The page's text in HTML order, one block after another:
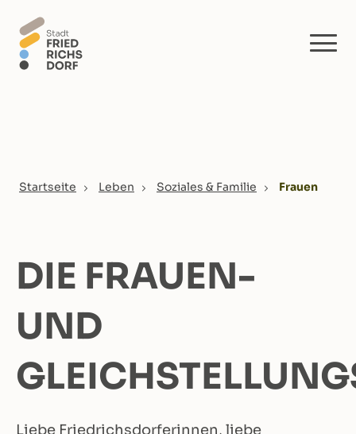
You are here:
Startseite Leben Soziales & Familie Frauen
DIE FRAUEN-
UND
Liebe Friedrichsdorferinnen, liebe